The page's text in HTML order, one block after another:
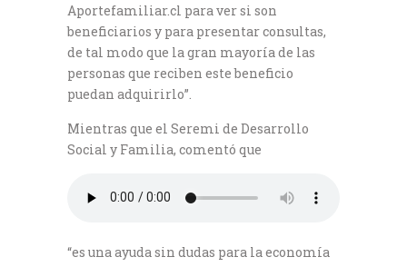
Aportefamiliar.cl para ver si son
beneficiarios y para presentar consultas,
de tal modo que la gran mayoría de las
personas que reciben este beneficio
puedan adquirirlo”.
Mientras que el Seremi de Desarrollo
Social y Familia, comentó que
“es una ayuda sin dudas para la economía